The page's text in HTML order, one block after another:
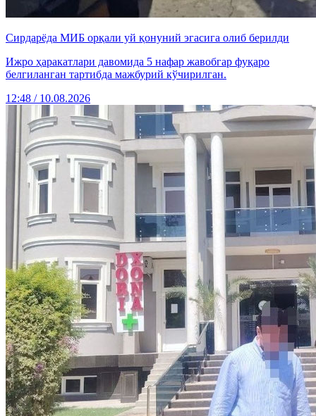
Сирдарёда МИБ орқали уй қонуний эгасига олиб берилди
Ижро ҳаракатлари давомида 5 нафар жавобгар фуқаро
белгиланган тартибда мажбурий кўчирилган.
12:48 / 10.08.2026